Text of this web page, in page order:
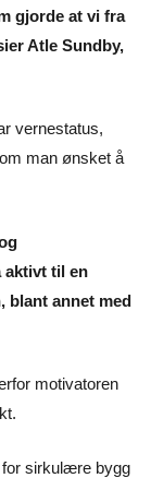
gjorde at vi fra
Atle Sundby,
vernestatus,
man ønsket å
aktivt til en
blant annet med
motivatoren
for sirkulære bygg